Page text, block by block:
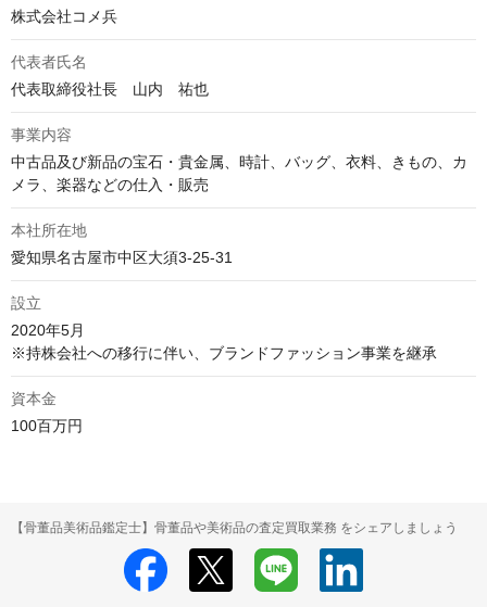
株式会社コメ兵
代表者氏名
代表取締役社長　山内　祐也
事業内容
中古品及び新品の宝石・貴金属、時計、バッグ、衣料、きもの、カ
メラ、楽器などの仕入・販売
本社所在地
愛知県名古屋市中区大須3-25-31
設立
2020年5月
※持株会社への移行に伴い、ブランドファッション事業を継承
資本金
100百万円
【骨董品美術品鑑定士】骨董品や美術品の査定買取業務 をシェアしましょう